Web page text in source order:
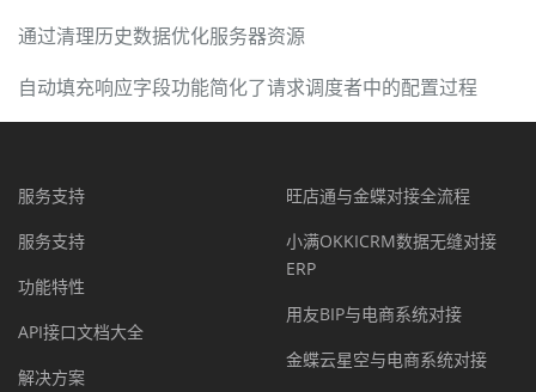
通过清理历史数据优化服务器资源
自动填充响应字段功能简化了请求调度者中的配置过程
服务支持
服务支持
功能特性
API接口文档大全
解决方案
旺店通与金蝶对接全流程
小满OKKICRM数据无缝对接
ERP
用友BIP与电商系统对接
金蝶云星空与电商系统对接